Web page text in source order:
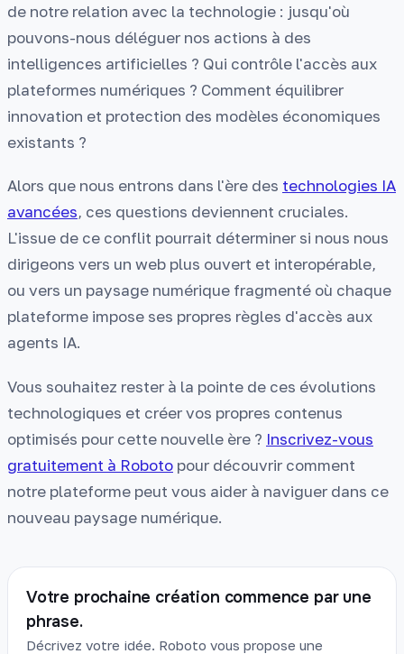
de notre relation avec la technologie : jusqu'où
pouvons-nous déléguer nos actions à des
intelligences artificielles ? Qui contrôle l'accès aux
plateformes numériques ? Comment équilibrer
innovation et protection des modèles économiques
existants ?
Alors que nous entrons dans l'ère des technologies IA
avancées, ces questions deviennent cruciales.
L'issue de ce conflit pourrait déterminer si nous nous
dirigeons vers un web plus ouvert et interopérable,
ou vers un paysage numérique fragmenté où chaque
plateforme impose ses propres règles d'accès aux
agents IA.
Vous souhaitez rester à la pointe de ces évolutions
technologiques et créer vos propres contenus
optimisés pour cette nouvelle ère ? Inscrivez-vous
gratuitement à Roboto pour découvrir comment
notre plateforme peut vous aider à naviguer dans ce
nouveau paysage numérique.
Votre prochaine création commence par une
phrase.
Décrivez votre idée. Roboto vous propose une